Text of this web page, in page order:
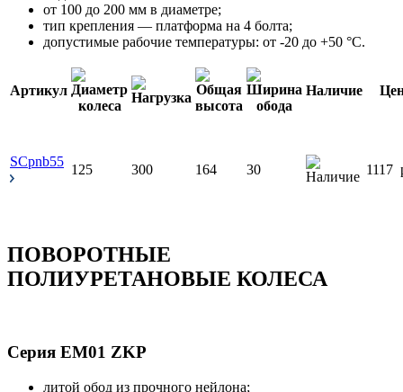
от 100 до 200 мм в диаметре;
тип крепления — платформа на 4 болта;
допустимые рабочие температуры: от -20 до +50 °С.
Артикул Наличие
SCpnb55
125 300 164 30 1117
ПОВОРОТНЫЕ
ПОЛИУРЕТАНОВЫЕ КОЛЕСА
Серия EM01 ZKP
литой обод из прочного нейлона;